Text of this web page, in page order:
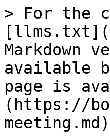
> For the
Markdown
available
page is
(https://